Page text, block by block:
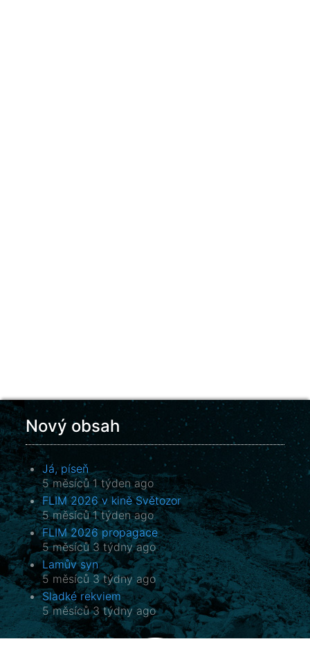
Nový obsah
Já, píseň
5 měsíců 1 týden ago
FLIM 2026 v kině Světozor
5 měsíců 1 týden ago
FLIM 2026 propagace
5 měsíců 3 týdny ago
Lamův syn
5 měsíců 3 týdny ago
Sladké rekviem
5 měsíců 3 týdny ago